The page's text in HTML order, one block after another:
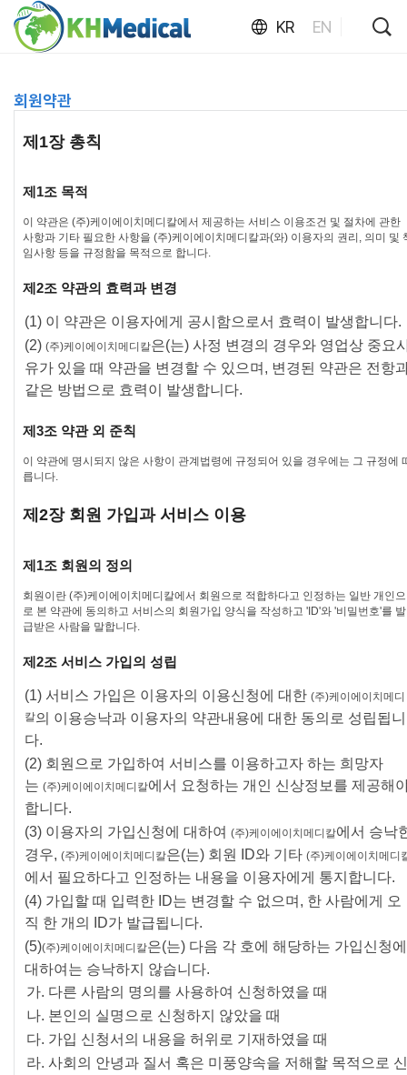
KR EN
회원약관
제1장 총칙
제1조 목적
이 약관은 (주)케이에이치메디칼에서 제공하는 서비스 이용조건 및 절차에 관한
사항과 기타 필요한 사항을 (주)케이에이치메디칼과(와) 이용자의 권리, 의미 및
임사항 등을 규정함을 목적으로 합니다.
제2조 약관의 효력과 변경
(1) 이 약관은 이용자에게 공시함으로서 효력이 발생합니다.
(2) (주)케이에이치메디칼은(는) 사정 변경의 경우와 영업상 중요
유가 있을 때 약관을 변경할 수 있으며, 변경된 약관은 전항
같은 방법으로 효력이 발생합니다.
제3조 약관 외 준칙
이 약관에 명시되지 않은 사항이 관계법령에 규정되어 있을 경우에는 그 규정에
릅니다.
제2장 회원 가입과 서비스 이용
제1조 회원의 정의
회원이란 (주)케이에이치메디칼에서 회원으로 적합하다고 인정하는 일반 개인으
로 본 약관에 동의하고 서비스의 회원가입 양식을 작성하고 'ID'와 '비밀번호'를 발
급받은 사람을 말합니다.
제2조 서비스 가입의 성립
(1) 서비스 가입은 이용자의 이용신청에 대한 (주)케이에이치메디
칼의 이용승낙과 이용자의 약관내용에 대한 동의로 성립됩니
다.
(2) 회원으로 가입하여 서비스를 이용하고자 하는 희망자
는 (주)케이에이치메디칼에서 요청하는 개인 신상정보를 제공해
합니다.
(3) 이용자의 가입신청에 대하여 (주)케이에이치메디칼에서 승낙
경우, (주)케이에이치메디칼은(는) 회원 ID와 기타 (주)케이에이치메디
에서 필요하다고 인정하는 내용을 이용자에게 통지합니다.
(4) 가입할 때 입력한 ID는 변경할 수 없으며, 한 사람에게 오
직 한 개의 ID가 발급됩니다.
(5)(주)케이에이치메디칼은(는) 다음 각 호에 해당하는 가입신청에
대하여는 승낙하지 않습니다.
가. 다른 사람의 명의를 사용하여 신청하였을 때
나. 본인의 실명으로 신청하지 않았을 때
다. 가입 신청서의 내용을 허위로 기재하였을 때
라. 사회의 안녕과 질서 혹은 미풍양속을 저해할 목적으로 신